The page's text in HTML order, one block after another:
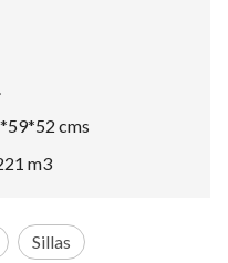
cms
m3
Sillas